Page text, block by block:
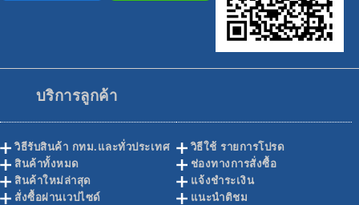
บริการลูกค้า
วิธีรับสินค้า กทม.และทั่วประเทศ
สินค้าทั้งหมด
สินค้าใหม่ล่าสุด
สั่งซื้อผ่านเวปไซด์
วิธีใช้ รายการโปรด
ช่องทางการสั่งซื้อ
แจ้งชำระเงิน
แนะนำติชม